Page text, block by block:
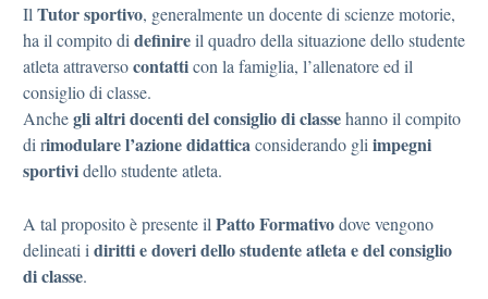
Il Tutor sportivo, generalmente un docente di scienze motorie,
ha il compito di definireil quadro della situazione dello studente
atleta attraversocontatticon la famiglia, l’allenatore ed il
consiglio di classe.
Anchegli altri docenti del consiglio di classehanno il compito
di rimodulare l’azione didatticaconsiderando gli impegni
sportividello studente atleta.
A tal proposito è presente il Patto Formativodove vengono
delineati i diritti e doveri dello studente atleta e del consiglio
di classe.